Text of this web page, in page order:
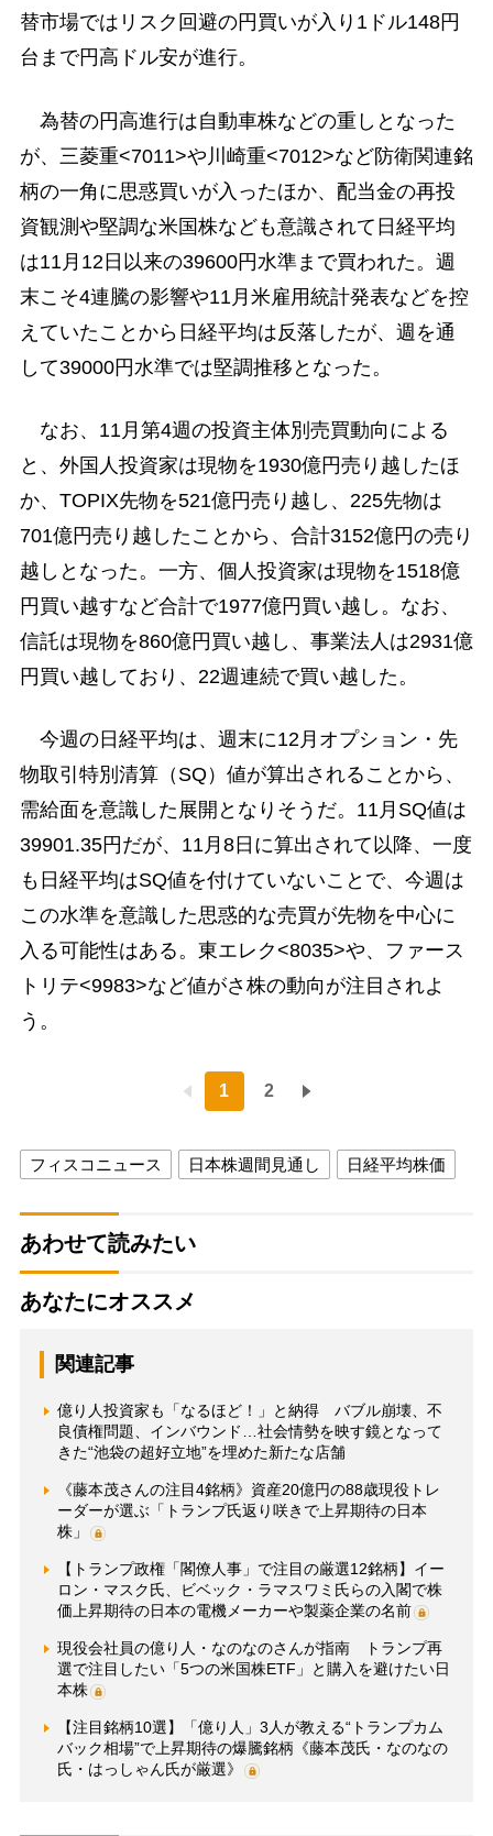
替市場ではリスク回避の円買いが入り1ドル148円
台まで円高ドル安が進行。
為替の円高進行は自動車株などの重しとなった
が、三菱重<7011>や川崎重<7012>など防衛関連銘
柄の一角に思惑買いが入ったほか、配当金の再投
資観測や堅調な米国株なども意識されて日経平均
は11月12日以来の39600円水準まで買われた。週
末こそ4連騰の影響や11月米雇用統計発表などを控
えていたことから日経平均は反落したが、週を通
して39000円水準では堅調推移となった。
なお、11月第4週の投資主体別売買動向による
と、外国人投資家は現物を1930億円売り越したほ
か、TOPIX先物を521億円売り越し、225先物は
701億円売り越したことから、合計3152億円の売り
越しとなった。一方、個人投資家は現物を1518億
円買い越すなど合計で1977億円買い越し。なお、
信託は現物を860億円買い越し、事業法人は2931億
円買い越しており、22週連続で買い越した。
今週の日経平均は、週末に12月オプション・先
物取引特別清算（SQ）値が算出されることから、
需給面を意識した展開となりそうだ。11月SQ値は
39901.35円だが、11月8日に算出されて以降、一度
も日経平均はSQ値を付けていないことで、今週は
この水準を意識した思惑的な売買が先物を中心に
入る可能性はある。東エレク<8035>や、ファース
トリテ<9983>など値がさ株の動向が注目されよ
う。
1 2
フィスコニュース 日本株週間見通し 日経平均株価
あわせて読みたい
あなたにオススメ
関連記事
億り人投資家も「なるほど！」と納得 バブル崩壊、不
良債権問題、インバウンド…社会情勢を映す鏡となって
きた“池袋の超好立地”を埋めた新たな店舗
《藤本茂さんの注目4銘柄》資産20億円の88歳現役トレ
ーダーが選ぶ「トランプ氏返り咲きで上昇期待の日本
株」
【トランプ政権「閣僚人事」で注目の厳選12銘柄】イー
ロン・マスク氏、ビベック・ラマスワミ氏らの入閣で株
価上昇期待の日本の電機メーカーや製薬企業の名前
現役会社員の億り人・なのなのさんが指南 トランプ再
選で注目したい「5つの米国株ETF」と購入を避けたい日
本株
【注目銘柄10選】「億り人」3人が教える“トランプカム
バック相場”で上昇期待の爆騰銘柄《藤本茂氏・なのなの
氏・はっしゃん氏が厳選》